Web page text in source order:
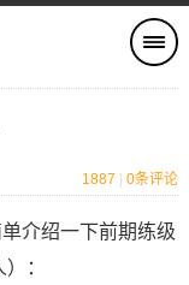
1887 0条评论
介绍一下前期练级
：